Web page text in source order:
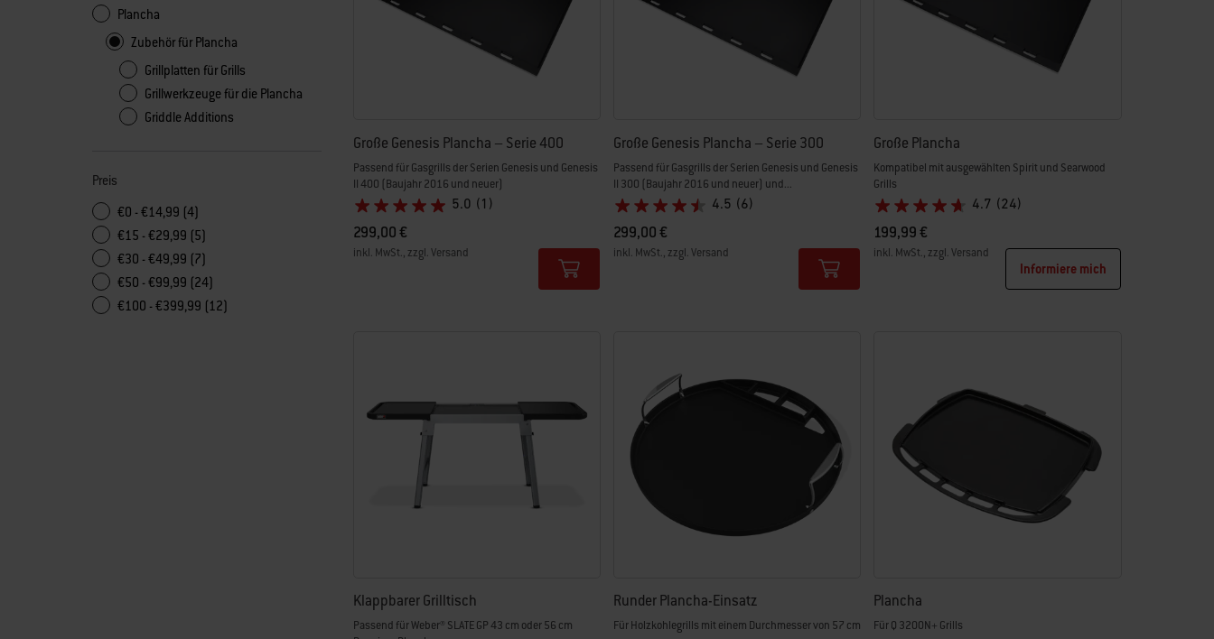
Plancha
Zubehör für Plancha
Grillplatten für Grills
Grillwerkzeuge für die Plancha
Griddle Additions
Preis
€0 - €14,99 (4)
€15 - €29,99 (5)
€30 - €49,99 (7)
€50 - €99,99 (24)
€100 - €399,99 (12)
Große Genesis Plancha – Serie 400
Passend für Gasgrills der Serien Genesis und Genesis
II 400 (Baujahr 2016 und neuer)
5.0 (1)
299,00 €
inkl. MwSt., zzgl. Versand
Große Genesis Plancha – Serie 300
Passend für Gasgrills der Serien Genesis und Genesis
II 300 (Baujahr 2016 und neuer) und...
4.5 (6)
299,00 €
inkl. MwSt., zzgl. Versand
Große Plancha
Kompatibel mit ausgewählten Spirit und Searwood
Grills
4.7 (24)
199,99 €
inkl. MwSt., zzgl. Versand
Informiere mich
Klappbarer Grilltisch
Passend für Weber® SLATE GP 43 cm oder 56 cm
Runder Plancha-Einsatz
Für Holzkohlegrills mit einem Durchmesser von 57 cm
Plancha
Für Q 3200N+ Grills